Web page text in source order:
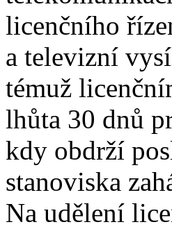
licenčního
a televizní
témuž
lhůta 30 dnů
kdy obdrží
stanoviska
Na udělení